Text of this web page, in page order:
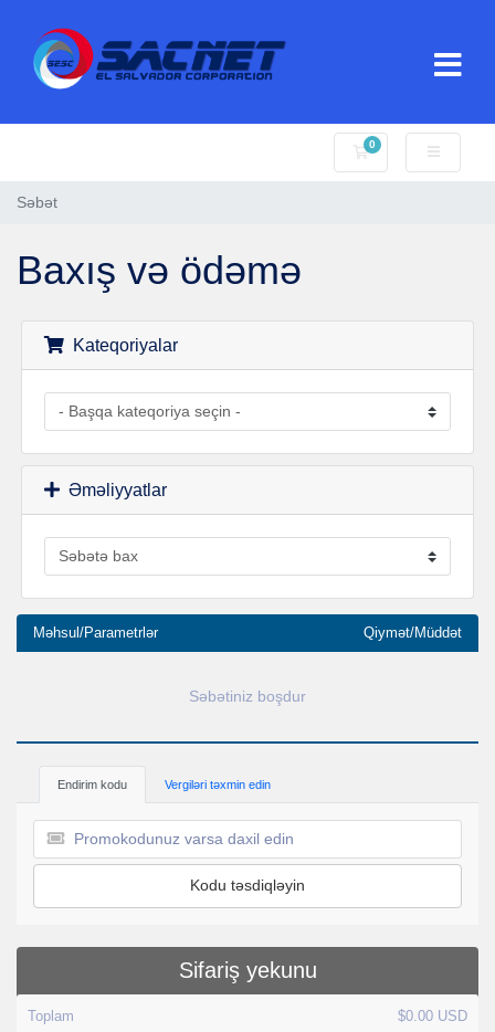
0
Səbət
Səbət
Baxış və ödəmə
Kateqoriyalar
Əməliyyatlar
Məhsul/Parametrlər Qiymət/Müddət
Səbətiniz boşdur
Endirim kodu Vergiləri təxmin edin
Kodu təsdiqləyin
Sifariş yekunu
Toplam $0.00 USD